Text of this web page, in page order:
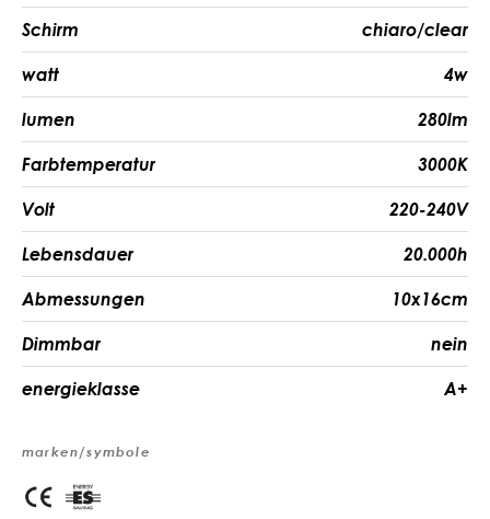
Schirm chiaro/clear
watt 4w
lumen 280lm
Farbtemperatur 3000K
Volt 220-240V
Lebensdauer 20.000h
Abmessungen 10x16cm
Dimmbar nein
energieklasse A+
marken/symbole